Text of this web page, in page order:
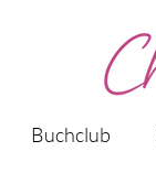
Buchclub